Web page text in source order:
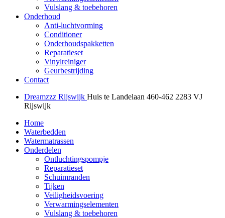
Vulslang & toebehoren
Onderhoud
Anti-luchtvorming
Conditioner
Onderhoudspakketten
Reparatieset
Vinylreiniger
Geurbestrijding
Contact
Dreamzzz Rijswijk Huis te Landelaan 460-462 2283 VJ
Rijswijk
Home
Waterbedden
Watermatrassen
Onderdelen
Ontluchtingspompje
Reparatieset
Schuimranden
Tijken
Veiligheidsvoering
Verwarmingselementen
Vulslang & toebehoren